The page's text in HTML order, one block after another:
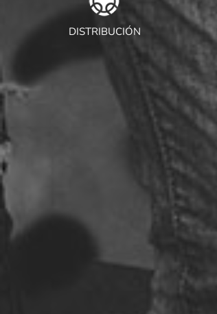
DISTRIBUCIÓN